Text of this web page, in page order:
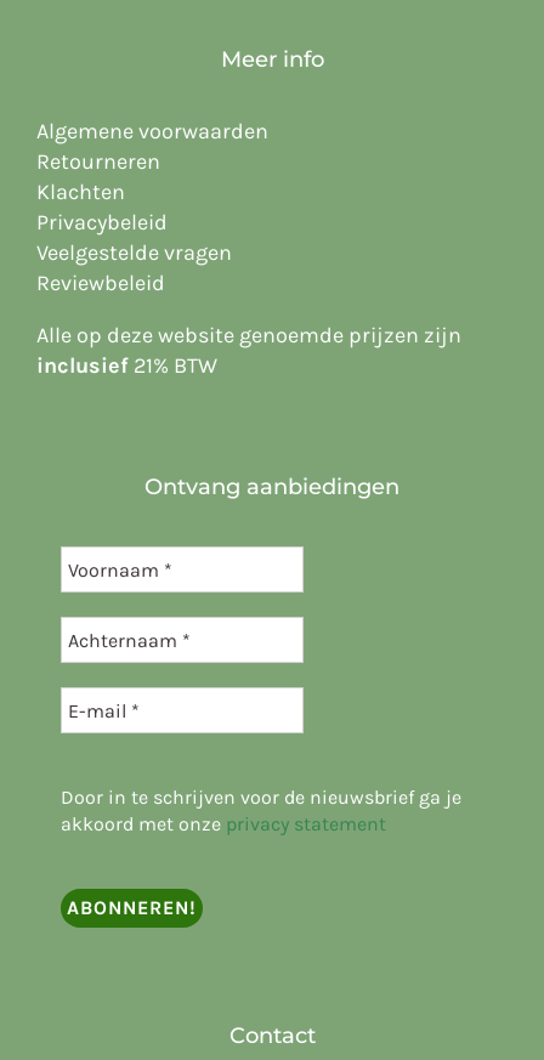
Meer info
Algemene voorwaarden
Retourneren
Klachten
Privacybeleid
Veelgestelde vragen
Reviewbeleid
Alle op deze websitegenoemde prijzen zijn
inclusief21% BTW
Ontvang aanbiedingen
Door in te schrijven voor de nieuwsbrief ga je
akkoord met onze privacy statement
Contact